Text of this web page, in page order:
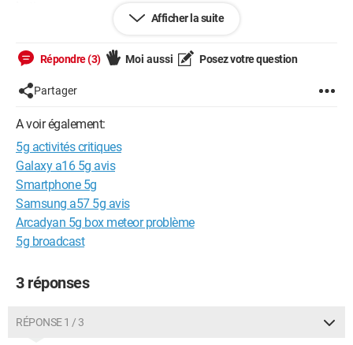
Afficher la suite
Répondre (3) Moi aussi Posez votre question
Partager
A voir également:
5g activités critiques
Galaxy a16 5g avis
Smartphone 5g
Samsung a57 5g avis
Arcadyan 5g box meteor problème
5g broadcast
3 réponses
RÉPONSE 1 / 3